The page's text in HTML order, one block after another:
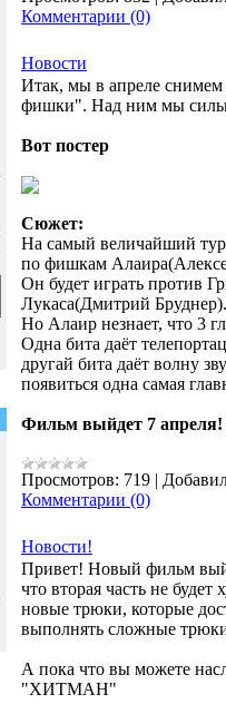
Комментарии (0)
Новости
Итак, мы в апреле
фишки". Над ним мы
Вот постер
Сюжет:
На самый величайший
по фишкам
Он будет играть против
Лукаса(Дмитрий Бруднер).
Но Алаир незнает, что 3
Одна бита даёт
другай бита даёт волну
появиться одна самая
Фильм выйдет 7 апреля!
Просмотров: 719 |
Комментарии (0)
Новости!
Привет! Новый фильм
что вторая часть не
новые трюки, которые
выполнять сложные
А пока что вы можете
"ХИТМАН"